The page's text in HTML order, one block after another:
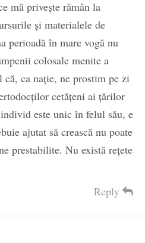
mă privește rămân la
și materialele de
perioadă în mare vogă nu
colosale menite a
ca nație, ne prostim pe zi
cetățeni ai țărilor
este unic în felul său, e
ajutat să crească nu poate
prestabilite. Nu există rețete
Reply